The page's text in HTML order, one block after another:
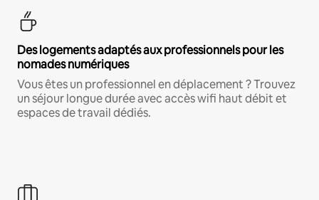
Des logements adaptés aux professionnels pour les
nomades numériques
Vous êtes un professionnel en déplacement ? Trouvez
un séjour longue durée avec accès wifi haut débit et
espaces de travail dédiés.